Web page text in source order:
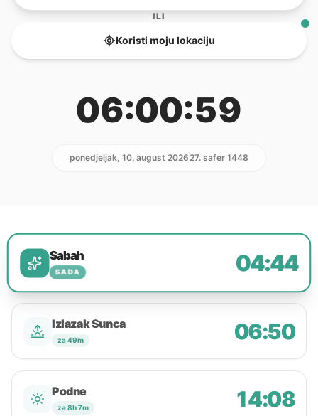
ILI
Koristi moju lokaciju
06:00:59
ponedjeljak, 10. august 202627. safer 1448
Sabah
SADA 04:44
Izlazak Sunca
za 49m 06:50
Podne
za 8h 7m 14:08